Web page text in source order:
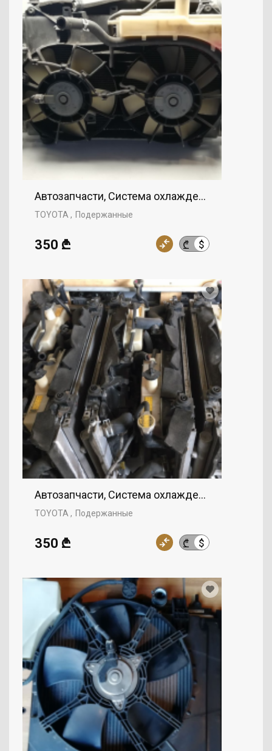
Автозапчасти, Система охлаждения,
TOYOTA Подержанные
₾ $
350 ₾
Автозапчасти, Система охлаждения,
TOYOTA Подержанные
₾ $
350 ₾